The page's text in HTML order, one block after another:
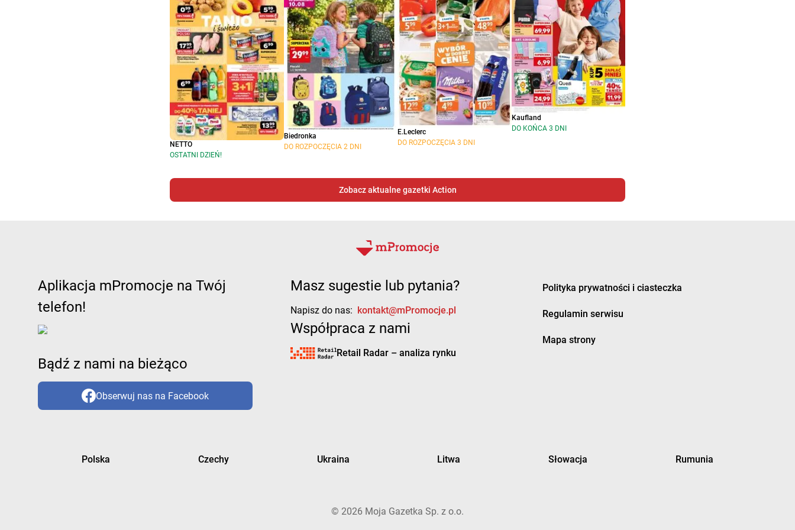
NETTO
OSTATNI DZIEŃ!
Biedronka
DO ROZPOCZĘCIA 2 DNI
E.Leclerc
DO ROZPOCZĘCIA 3 DNI
Kaufland
DO KOŃCA 3 DNI
Zobacz aktualne gazetki Action
Aplikacja mPromocje na Twój
telefon!
Bądź z nami na bieżąco
Obserwuj nas na Facebook
Masz sugestie lub pytania?
Napisz do nas: kontakt@mPromocje.pl
Współpraca z nami
Retail Radar – analiza rynku
Polityka prywatności i ciasteczka
Regulamin serwisu
Mapa strony
Polska Czechy Ukraina Litwa Słowacja Rumunia
© 2026 Moja Gazetka Sp. z o.o.